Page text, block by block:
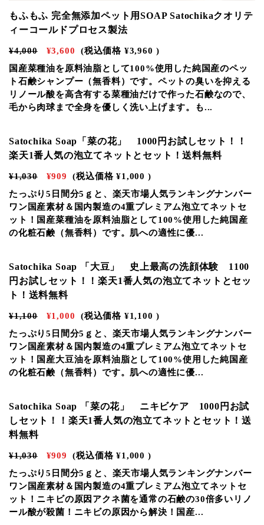
もふもふ 完全無添加ペット用SOAP Satochikaクオリテ
ィーコールドプロセス製法
¥4,000 ¥3,600 (税込価格 ¥3,960 )
国産菜種油を原料油脂として100%使用した純国産のペッ
ト石鹸シャンプー（無香料）です。ペットの臭いを抑える
リノール酸を高含有する菜種油だけで作った石鹸なので、
毛から肉球まで全身を優しく洗い上げます。も...
Satochika Soap「菜の花」 1000円お試しセット！！
楽天1番人気の泡立てネットとセット！送料無料
¥1,030 ¥909 (税込価格 ¥1,000 )
たっぷり5日間分5ｇと、楽天市場人気ランキングナンバー
ワン国産素材＆国内製造の4重プレミアム泡立てネットセ
ット！国産菜種油を原料油脂として100%使用した純国産
の化粧石鹸（無香料）です。肌への適性に優...
Satochika Soap 「大豆」 史上最高の洗顔体験 1100
円お試しセット！！楽天1番人気の泡立てネットとセッ
ト！送料無料
¥1,100 ¥1,000 (税込価格 ¥1,100 )
たっぷり5日間分5ｇと、楽天市場人気ランキングナンバー
ワン国産素材＆国内製造の4重プレミアム泡立てネットセ
ット！国産大豆油を原料油脂として100%使用した純国産
の化粧石鹸（無香料）です。肌への適性に優...
Satochika Soap 「菜の花」 ニキビケア 1000円お試
しセット！！楽天1番人気の泡立てネットとセット！送
料無料
¥1,030 ¥909 (税込価格 ¥1,000 )
たっぷり5日間分5ｇと、楽天市場人気ランキングナンバー
ワン国産素材＆国内製造の4重プレミアム泡立てネットセ
ット！ニキビの原因アクネ菌を通常の石鹸の30倍多いリノ
ール酸が殺菌！ニキビの原因から解決！国産...